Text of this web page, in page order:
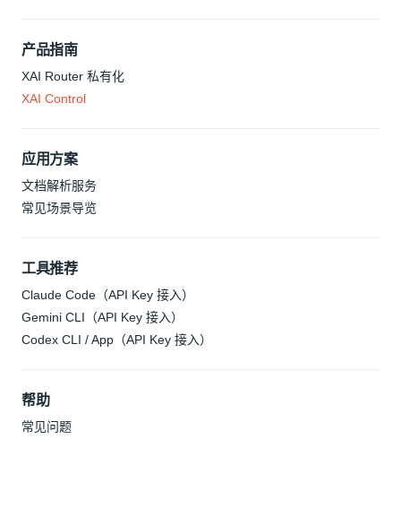
产品指南
XAI Router 私有化
XAI Control
应用方案
文档解析服务
常见场景导览
工具推荐
Claude Code（API Key 接入）
Gemini CLI（API Key 接入）
Codex CLI / App（API Key 接入）
帮助
常见问题